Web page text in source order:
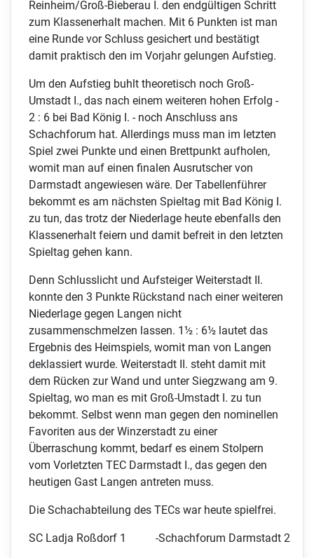
Reinheim/Groß-Bieberau I. den endgültigen Schritt
zum Klassenerhalt machen. Mit 6 Punkten ist man
eine Runde vor Schluss gesichert und bestätigt
damit praktisch den im Vorjahr gelungen Aufstieg.
Um den Aufstieg buhlt theoretisch noch Groß-
Umstadt I., das nach einem weiteren hohen Erfolg -
2 : 6 bei Bad König I. - noch Anschluss ans
Schachforum hat. Allerdings muss man im letzten
Spiel zwei Punkte und einen Brettpunkt aufholen,
womit man auf einen finalen Ausrutscher von
Darmstadt angewiesen wäre. Der Tabellenführer
bekommt es am nächsten Spieltag mit Bad König I.
zu tun, das trotz der Niederlage heute ebenfalls den
Klassenerhalt feiern und damit befreit in den letzten
Spieltag gehen kann.
Denn Schlusslicht und Aufsteiger Weiterstadt II.
konnte den 3 Punkte Rückstand nach einer weiteren
Niederlage gegen Langen nicht
zusammenschmelzen lassen. 1½ : 6½ lautet das
Ergebnis des Heimspiels, womit man von Langen
deklassiert wurde. Weiterstadt II. steht damit mit
dem Rücken zur Wand und unter Siegzwang am 9.
Spieltag, wo man es mit Groß-Umstadt I. zu tun
bekommt. Selbst wenn man gegen den nominellen
Favoriten aus der Winzerstadt zu einer
Überraschung kommt, bedarf es einem Stolpern
vom Vorletzten TEC Darmstadt I., das gegen den
heutigen Gast Langen antreten muss.
Die Schachabteilung des TECs war heute spielfrei.
SC Ladja Roßdorf 1 -Schachforum Darmstadt 2